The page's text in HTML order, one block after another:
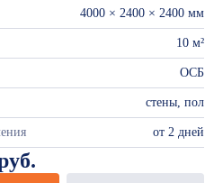
4000 × 2400 × 2400 мм
10 м²
ОСБ
стены, пол
от 2 дней